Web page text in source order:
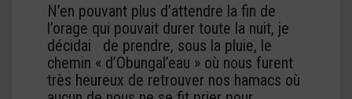
N’en pouvant plus d’attendre la fin de
l’orage qui pouvait durer toute la nuit, je
décidai de prendre, sous la pluie, le
chemin « d’Obungal’eau » où nous furent
très heureux de retrouver nos hamacs où